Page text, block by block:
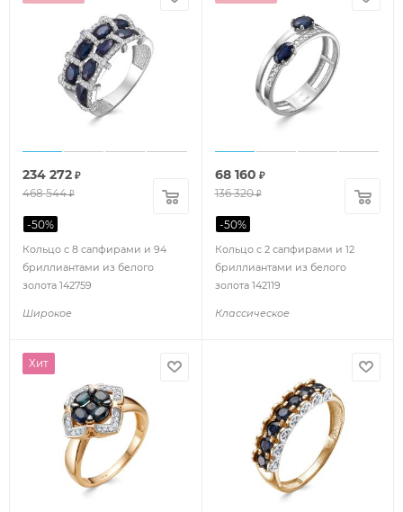
Кольцо с 8 сапфирами и 94
бриллиантами из белого
золота 142759
Широкое
234 272 ₽
468 544₽
-50%
Кольцо с 2 сапфирами и 12
бриллиантами из белого
золота 142119
Классическое
68 160 ₽
136 320₽
-50%
Хит